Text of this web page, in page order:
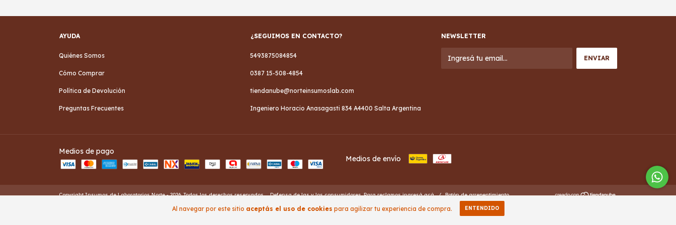
Al navegar por este sitio aceptás el uso de cookies para agilizar tu experiencia de compra. ENTENDIDO
AYUDA
Quiénes Somos
Cómo Comprar
Política de Devolución
Preguntas Frecuentes
¿SEGUIMOS EN CONTACTO?
5493875084854
0387 15-508-4854
tiendanube@norteinsumoslab.com
Ingeniero Horacio Anasagasti 834 A4400 Salta Argentina
NEWSLETTER
Medios de pago
Medios de envío
Copyright Insumos de Laboratorios Norte - 2026. Todos los derechos reservados. Defensa de las y los consumidores. Para reclamos ingresá acá. / Botón de arrepentimiento